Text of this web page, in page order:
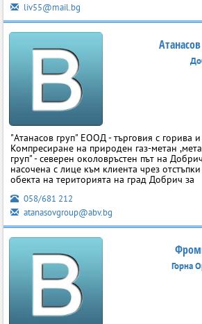
liv55@mail.bg
"Атанасов груп" ЕООД - търговия с горива
Компресиране на природен газ-метан
груп" - северен околовръстен път на
насочена с лице към клиента чрез
обекта на територията на град Добрич за
058/681 212
atanasovgroup@abv.bg
Горна